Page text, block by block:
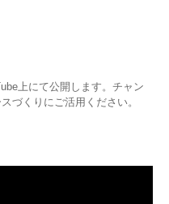
上にて公開します。チャン
づくりにご活用ください。